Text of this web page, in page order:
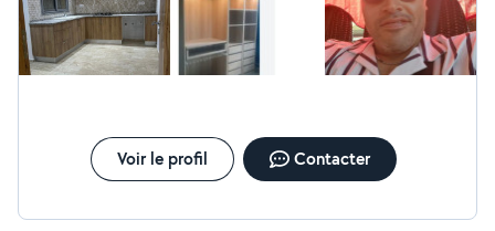
Voir le profil Contacter